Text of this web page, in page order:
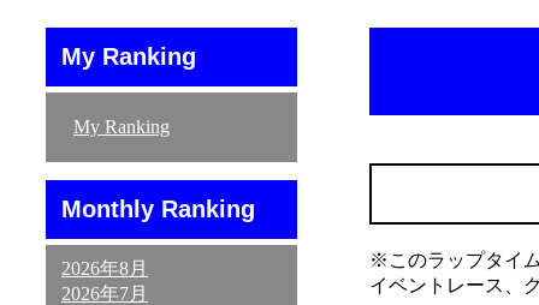
My Ranking
My Ranking
Monthly Ranking
2026年8月
2026年7月
※このラップタイ
イベントレース、